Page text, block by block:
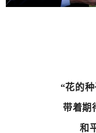
“花的种
带着期
和